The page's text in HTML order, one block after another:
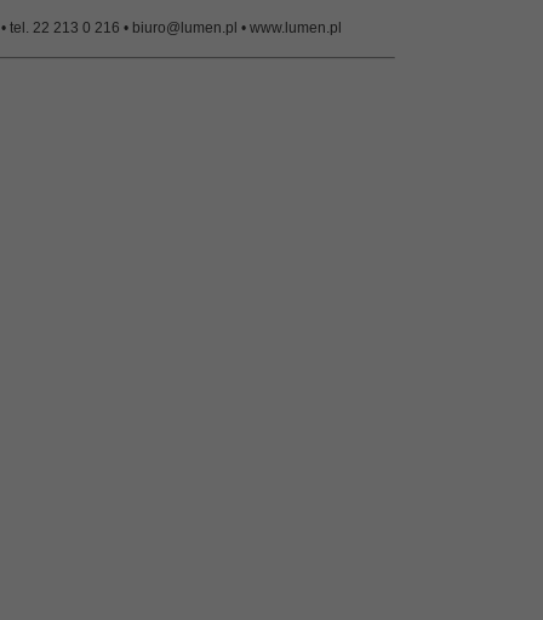
22 213 0 216 • biuro@lumen.pl • www.lumen.pl